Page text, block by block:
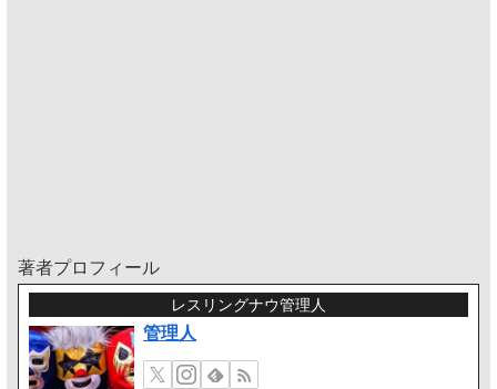
著者プロフィール
レスリングナウ管理人
管理人